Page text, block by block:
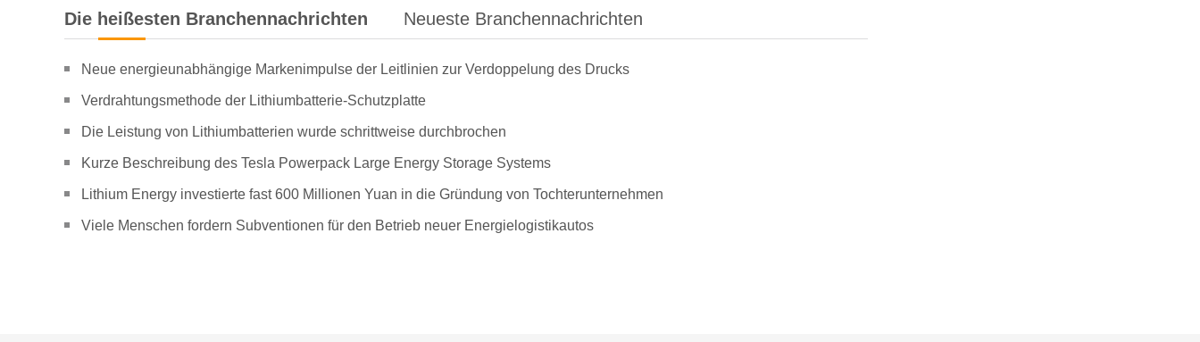
Die heißesten Branchennachrichten Neueste Branchennachrichten
Neue energieunabhängige Markenimpulse der Leitlinien zur Verdoppelung des Drucks
Verdrahtungsmethode der Lithiumbatterie-Schutzplatte
Die Leistung von Lithiumbatterien wurde schrittweise durchbrochen
Kurze Beschreibung des Tesla Powerpack Large Energy Storage Systems
Lithium Energy investierte fast 600 Millionen Yuan in die Gründung von Tochterunternehmen
Viele Menschen fordern Subventionen für den Betrieb neuer Energielogistikautos